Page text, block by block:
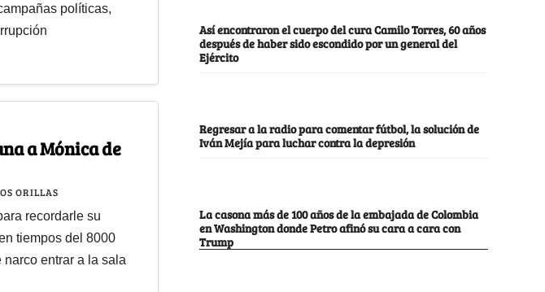
políticas,
a Mónica de
ORILLAS
recordarle su
tiempos del 8000
entrar a la sala
Así encontraron el cuerpo del cura Camilo Torres, 60 años
después de haber sido escondido por un general del
Ejército
Regresar a la radio para comentar fútbol, la solución de
Iván Mejía para luchar contra la depresión
La casona más de 100 años de la embajada de Colombia
en Washington donde Petro afinó su cara a cara con
Trump